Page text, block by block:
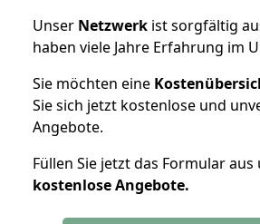
Unser Netzwerk ist sorgfältig
haben viele Jahre Erfahrung im
Sie möchten eine
Sie sich jetzt kostenlose und
Angebote.
Füllen Sie jetzt das Formular
kostenloseAngebote.